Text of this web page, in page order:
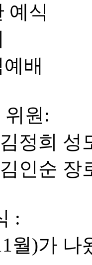
예식
예배
위 원 :
김정희 성
김 인순 장
:
월)가 나